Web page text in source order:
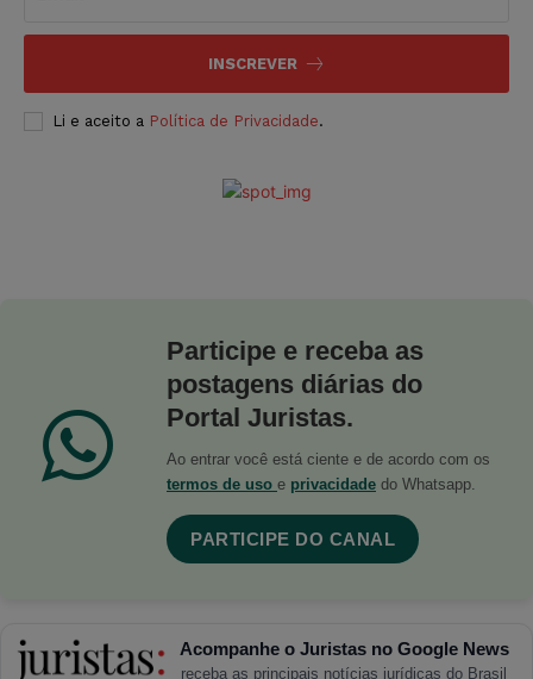
INSCREVER
Li e aceito a Política de Privacidade.
Participe e receba as
postagens diárias do
Portal Juristas.
Ao entrar você está ciente e de acordo com os
termos de uso e privacidade do Whatsapp.
PARTICIPE DO CANAL
Acompanhe o Juristas no Google News
receba as principais notícias jurídicas do Brasil